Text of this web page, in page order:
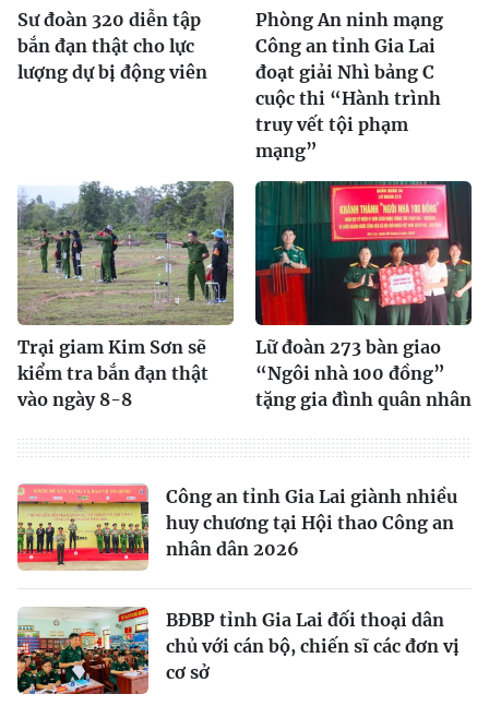
Sư đoàn 320 diễn tập
bắn đạn thật cho lực
lượng dự bị động viên
Phòng An ninh mạng
Công an tỉnh Gia Lai
đoạt giải Nhì bảng C
cuộc thi “Hành trình
truy vết tội phạm
mạng”
Trại giam Kim Sơn sẽ
kiểm tra bắn đạn thật
vào ngày 8-8
Lữ đoàn 273 bàn giao
“Ngôi nhà 100 đồng”
tặng gia đình quân nhân
Công an tỉnh Gia Lai giành nhiều
huy chương tại Hội thao Công an
nhân dân 2026
BĐBP tỉnh Gia Lai đối thoại dân
chủ với cán bộ, chiến sĩ các đơn vị
cơ sở